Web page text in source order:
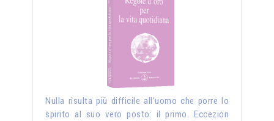
Nulla risulta più difficile all’uomo che porre lo
spirito al suo vero posto: il primo. Eccezion